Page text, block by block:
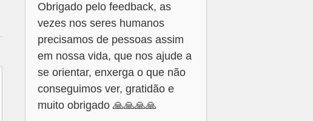
Obrigado pelo feedback, as
vezes nos seres humanos
precisamos de pessoas assim
em nossa vida, que nos ajude a
se orientar, enxerga o que não
conseguimos ver, gratidão e
muito obrigado 🙏🙏🙏🙏